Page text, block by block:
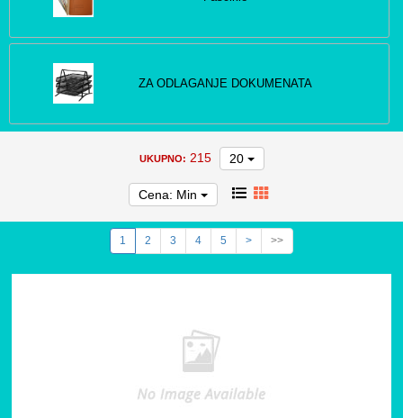
ZA ODLAGANJE DOKUMENATA
UKUPNO: 215 20
Cena: Min
1 2 3 4 5 > >>